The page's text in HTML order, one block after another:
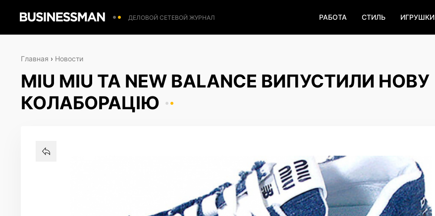
ДЕЛОВОЙ СЕТЕВОЙ ЖУРНАЛ РАБОТА СТИЛЬ ИГРУШКИ
Главная › Новости
MIU MIU ТА NEW BALANCE ВИПУСТИЛИ НОВУ
КОЛАБОРАЦІЮ